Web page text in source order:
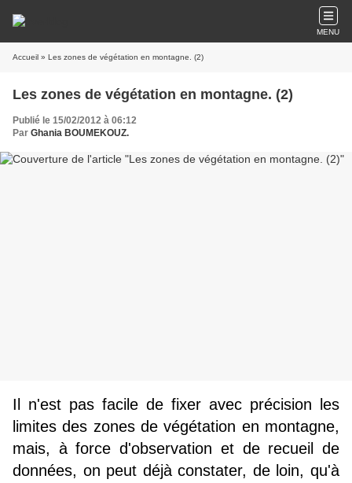
MENU
Accueil » Les zones de végétation en montagne. (2)
Les zones de végétation en montagne. (2)
Publié le 15/02/2012 à 06:12
Par Ghania BOUMEKOUZ.
Il n'est pas facile de fixer avec précision les
limites des zones de végétation en montagne,
mais, à force d'observation et de recueil de
données, on peut déjà constater, de loin, qu'à